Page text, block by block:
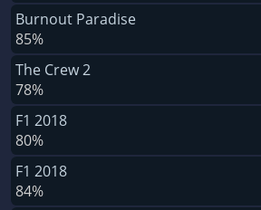
Burnout Paradise
85%
The Crew 2
78%
F1 2018
80%
F1 2018
84%